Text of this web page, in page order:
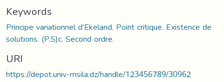
Keywords
Principe variationnel d’Ekeland. Point critique. Existence de
solutions. (P.S)c. Second ordre.
URI
https://depot.univ-msila.dz/handle/123456789/30962